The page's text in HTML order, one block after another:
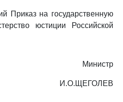
Приказ на государственную
юстиции Российской
Министр
И.О.ЩЕГОЛЕВ